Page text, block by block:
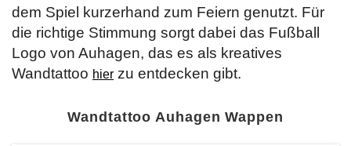
dem Spiel kurzerhand zum Feiern genutzt. Für
die richtige Stimmung sorgt dabei das Fußball
Logo von Auhagen, das es als kreatives
Wandtattoo hier zu entdecken gibt.
Wandtattoo Auhagen Wappen